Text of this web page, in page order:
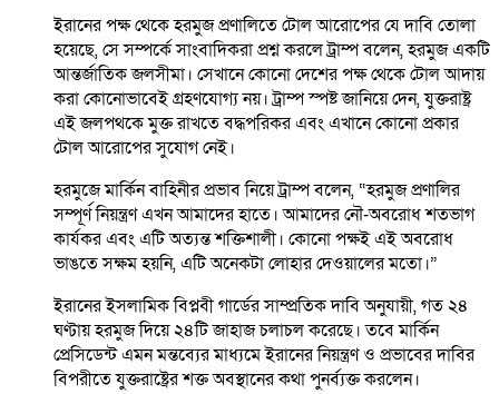
ইরানের পক্ষ থেকে হরমুজ প্রণালিতে টোল আরোপের যে দাবি তোলা
হয়েছে, সে সম্পর্কে সাংবাদিকরা প্রশ্ন করলে ট্রাম্প বলেন, হরমুজ একটি
আন্তর্জাতিক জলসীমা। সেখানে কোনো দেশের পক্ষ থেকে টোল আদায়
করা কোনোভাবেই গ্রহণযোগ্য নয়। ট্রাম্প স্পষ্ট জানিয়ে দেন, যুক্তরাষ্ট্র
এই জলপথকে মুক্ত রাখতে বদ্ধপরিকর এবং এখানে কোনো প্রকার
টোল আরোপের সুযোগ নেই।
হরমুজে মার্কিন বাহিনীর প্রভাব নিয়ে ট্রাম্প বলেন, “হরমুজ প্রণালির
সম্পূর্ণ নিয়ন্ত্রণ এখন আমাদের হাতে। আমাদের নৌ-অবরোধ শতভাগ
কার্যকর এবং এটি অত্যন্ত শক্তিশালী। কোনো পক্ষই এই অবরোধ
ভাঙতে সক্ষম হয়নি, এটি অনেকটা লোহার দেওয়ালের মতো।”
ইরানের ইসলামিক বিপ্লবী গার্ডের সাম্প্রতিক দাবি অনুযায়ী, গত ২৪
ঘণ্টায় হরমুজ দিয়ে ২৪টি জাহাজ চলাচল করেছে। তবে মার্কিন
প্রেসিডেন্ট এমন মন্তব্যের মাধ্যমে ইরানের নিয়ন্ত্রণ ও প্রভাবের দাবির
বিপরীতে যুক্তরাষ্ট্রের শক্ত অবস্থানের কথা পুনর্ব্যক্ত করলেন।